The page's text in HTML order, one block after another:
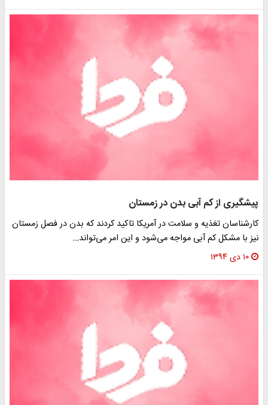
از کم آبی بدن در زمستان
تغذیه و سلامت در آمریکا تاکید کردند که بدن در فصل زمستان
با مشکل کم آبی مواجه می‌شود و این امر می‌تواند…
۱۰ دی ۱۳۹۴